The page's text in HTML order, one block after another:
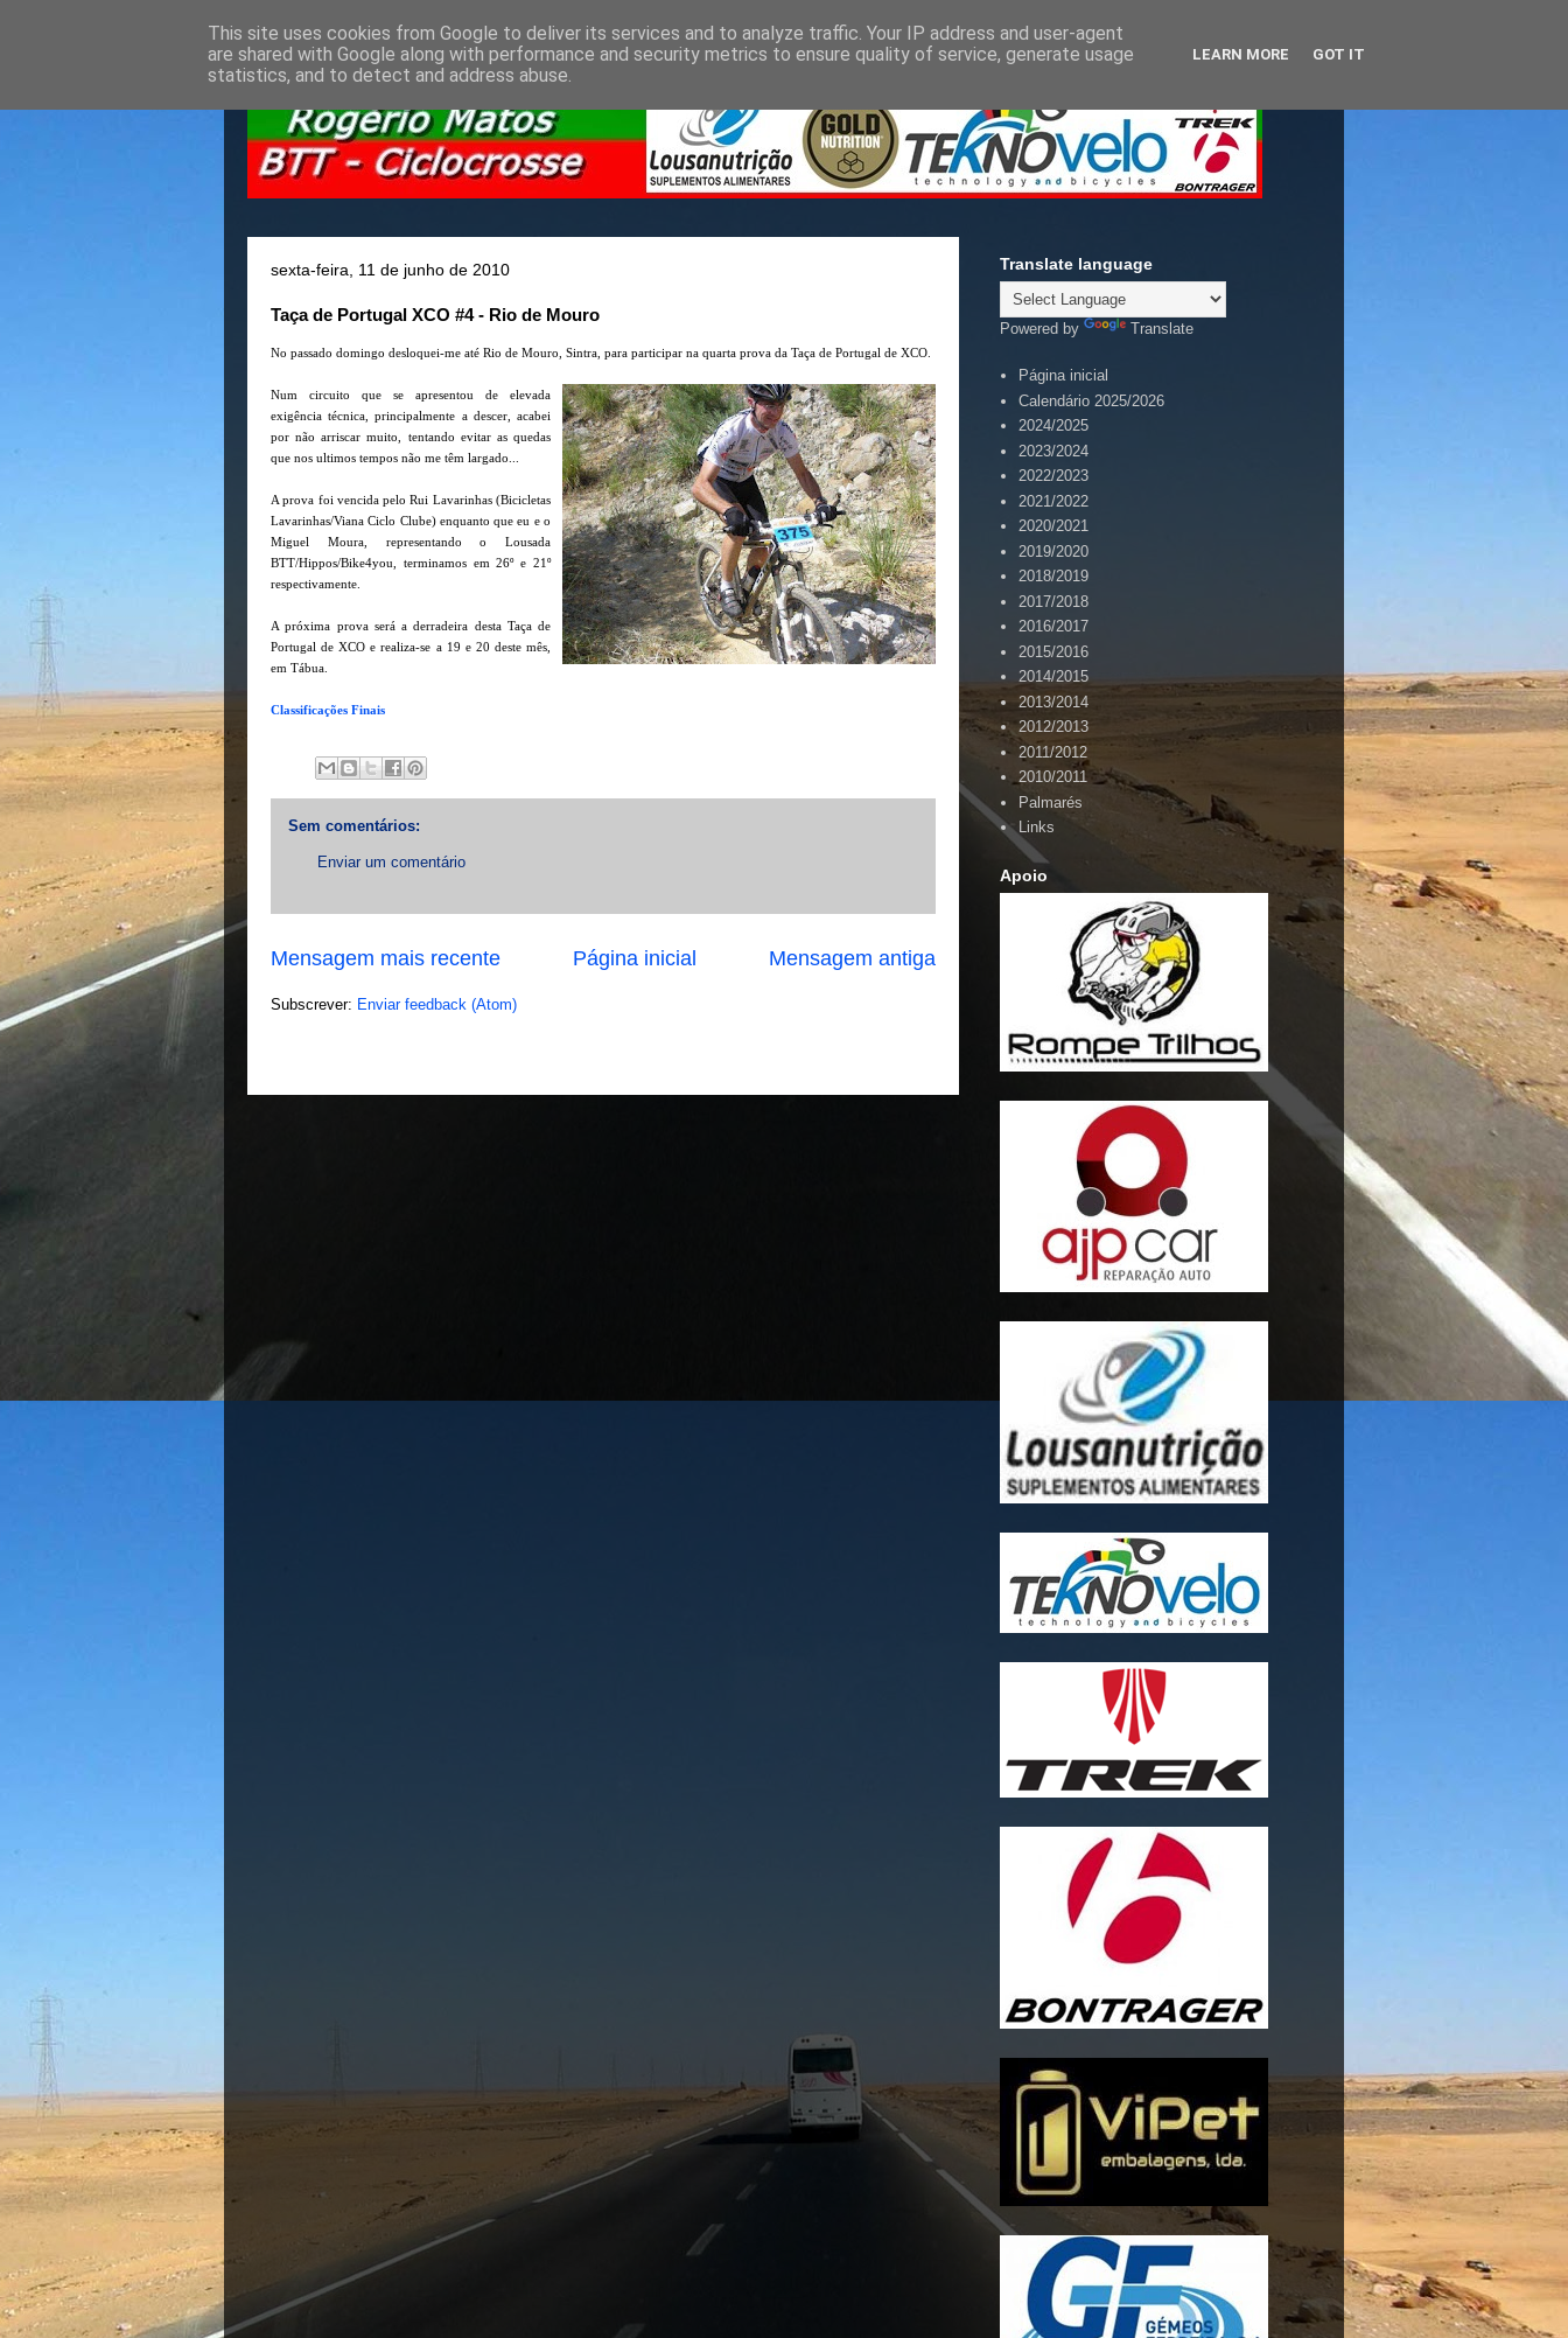
sexta-feira, 11 de junho de 2010
Taça de Portugal XCO #4 - Rio de Mouro
No passado domingo desloquei-me até Rio de Mouro, Sintra, para participar na quarta prova da Taça de Portugal de XCO.
Num circuito que se apresentou de elevada
exigência técnica, principalmente a descer, acabei
por não arriscar muito, tentando evitar as quedas
que nos ultimos tempos não me têm largado...
A prova foi vencida pelo Rui Lavarinhas (Bicicletas
Lavarinhas/Viana Ciclo Clube) enquanto que eu e o
Miguel Moura, representando o Lousada
BTT/Hippos/Bike4you, terminamos em 26º e 21º
respectivamente.
A próxima prova será a derradeira desta Taça de
Portugal de XCO e realiza-se a 19 e 20 deste mês,
em Tábua.
Classificações Finais
Sem comentários:
Enviar um comentário
Mensagem mais recente Mensagem antiga
Página inicial
Subscrever: Enviar feedback (Atom)
Translate language
Powered by Translate
Página inicial
Calendário 2025/2026
2024/2025
2023/2024
2022/2023
2021/2022
2020/2021
2019/2020
2018/2019
2017/2018
2016/2017
2015/2016
2014/2015
2013/2014
2012/2013
2011/2012
2010/2011
Palmarés
Links
Apoio
This site uses cookies from Google to deliver its services and to analyze traffic. Your IP address and user-agent
are shared with Google along with performance and security metrics to ensure quality of service, generate usage
statistics, and to detect and address abuse.
LEARN MORE GOT IT